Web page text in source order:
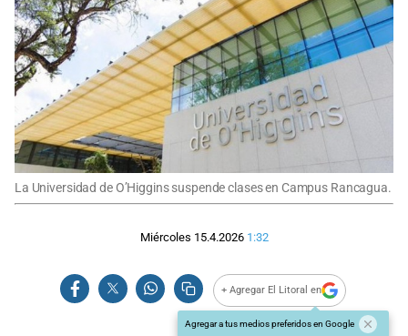
La Universidad de O’Higgins suspende clases en Campus Rancagua.
Miércoles 15.4.2026 1:32
+ Agregar El Litoral en
Agregar a tus medios preferidos en Google